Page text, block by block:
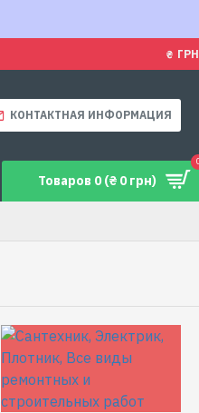
₴ ГРН
КОНТАКТНАЯ ИНФОРМАЦИЯ
Товаров 0 (₴ 0 грн)